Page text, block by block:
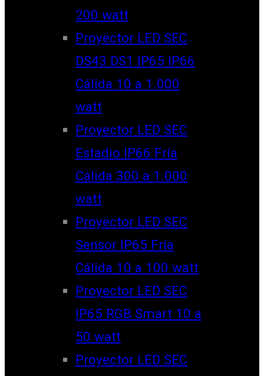
200 watt
Proyector LED SEC
DS43 DS1 IP65 IP66
Cálida 10 a 1.000
watt
Proyector LED SEC
Estadio IP66 Fría
Cálida 300 a 1.000
watt
Proyector LED SEC
Sensor IP65 Fría
Cálida 10 a 100 watt
Proyector LED SEC
IP65 RGB Smart 10 a
50 watt
Proyector LED SEC